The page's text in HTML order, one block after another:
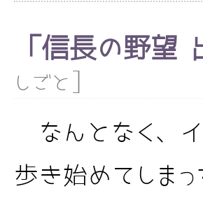
「信長の野望
しごと
なんとなく、
歩き始めてしま